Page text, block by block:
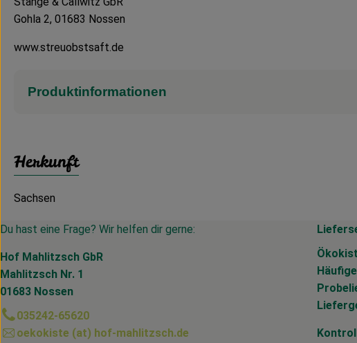
Gohla 2, 01683 Nossen
www.streuobstsaft.de
Produktinformationen
Herkunft
Sachsen
Du hast eine Frage? Wir helfen dir gerne:
Hof Mahlitzsch GbR
Mahlitzsch Nr. 1
01683 Nossen
035242-65620
oekokiste (at) hof-mahlitzsch.de